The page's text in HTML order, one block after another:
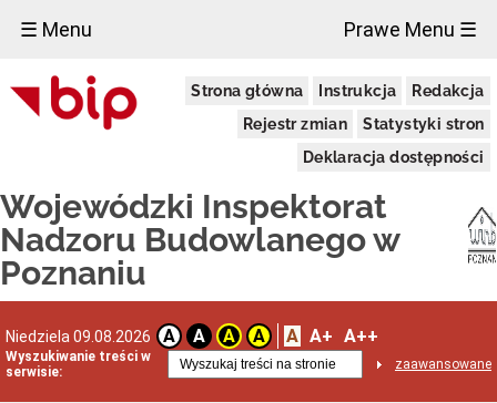
☰ Menu Prawe Menu ☰
Strona główna Instrukcja
Redakcja
Rejestr zmian
Statystyki stron
Deklaracja dostępności
Wojewódzki Inspektorat
Nadzoru Budowlanego w
Poznaniu
Niedziela 09.08.2026 A A A A A A+ A++
Wyszukiwanie treści w
serwisie:
zaawansowane
Wojewódzki
Inspektorat
Nadzoru
Budowlanego
Powstanie
organu
Utworzenie
WINB
w
Poznaniu
i
zakres
działania
×